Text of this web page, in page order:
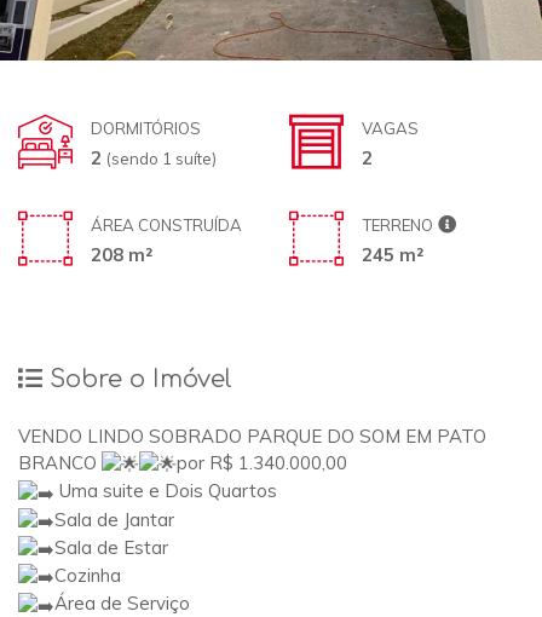
DORMITÓRIOS
2 (sendo 1 suíte)
VAGAS
2
ÁREA CONSTRUÍDA
208 m²
TERRENO
245 m²
Sobre o Imóvel
VENDO LINDO SOBRADO PARQUE DO SOM EM PATO
BRANCO
por R$ 1.340.000,00
Uma suite e Dois Quartos
Sala de Jantar
Sala de Estar
Cozinha
Área de Serviço